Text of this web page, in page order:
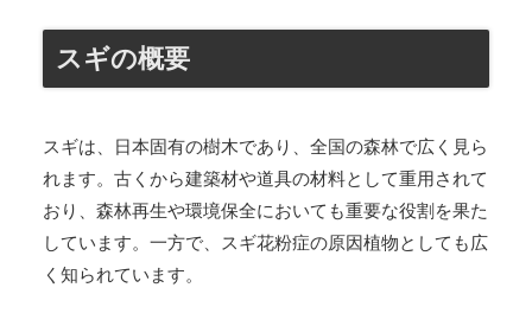
スギの概要
スギは、日本固有の樹木であり、全国の森林で広く見ら
れます。古くから建築材や道具の材料として重用されて
おり、森林再生や環境保全においても重要な役割を果た
しています。一方で、スギ花粉症の原因植物としても広
く知られています。